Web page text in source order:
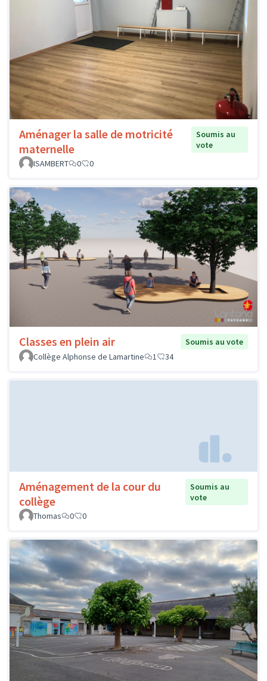
Aménager la salle de motricité
maternelle
Soumis au
vote
ISAMBERT
0 0
Classes en plein air
Soumis au vote
Collège Alphonse de Lamartine
1 34
Aménagement de la cour du
collège
Soumis au
vote
Thomas
0 0